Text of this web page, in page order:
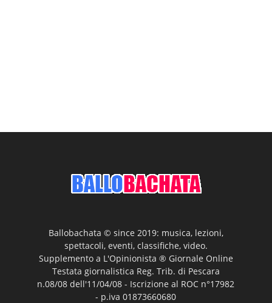
Ballobachata © since 2019: musica, lezioni,
spettacoli, eventi, classifiche, video.
Supplemento a L'Opinionista ® Giornale Online
Testata giornalistica Reg. Trib. di Pescara
n.08/08 dell'11/04/08 - Iscrizione al ROC n°17982
- p.iva 01873660680